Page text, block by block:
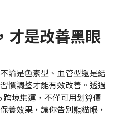
才是改善黑眼
論是色素型、血管型還是結
慣調整才能有效改善。透過
跨境集運，不僅可用划算價
養效果，讓你告別熊貓眼，